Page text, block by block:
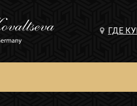
ГДЕ